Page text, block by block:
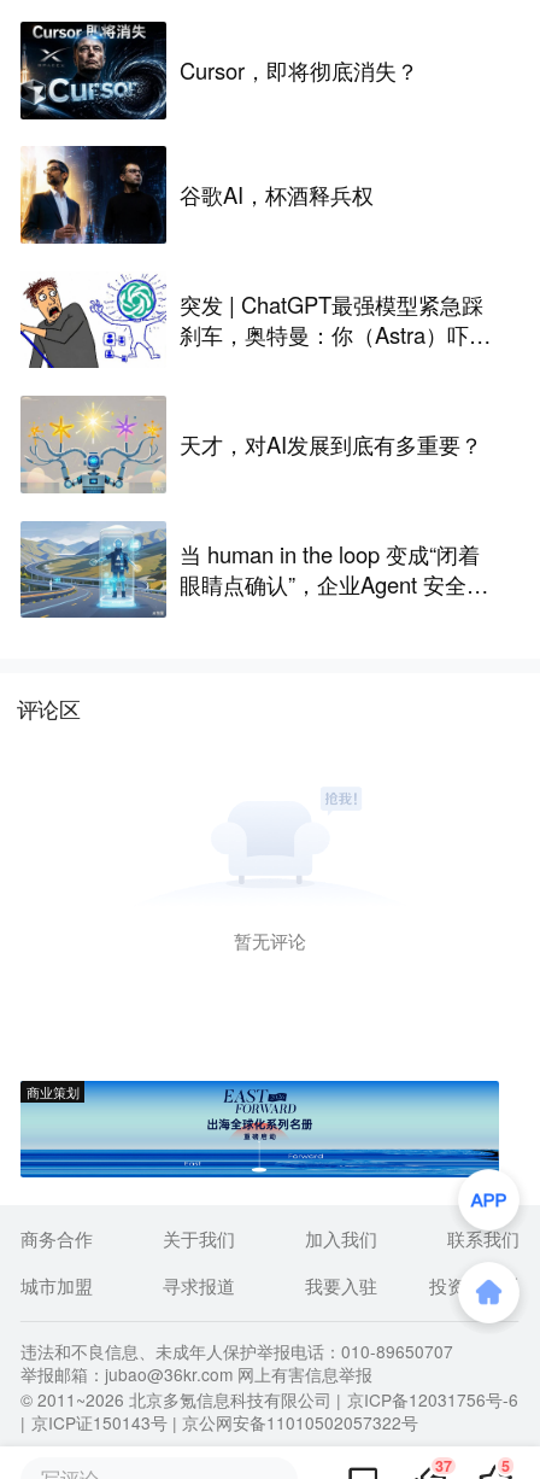
Cursor，即将彻底消失？
谷歌AI，杯酒释兵权
突发 | ChatGPT最强模型紧急踩
刹车，奥特曼：你（Astra）吓到
天才，对AI发展到底有多重要？
当 human in the loop 变成“闭着
眼睛点确认”，企业Agent 安全还
评论区
暂无评论
商业策划
37 5
商务合作 关于我们 加入我们
联系我们
城市加盟
寻求报道 我要入驻 投资者关系
违法和不良信息、未成年人保护举报电话：010-89650707
举报邮箱：jubao@36kr.com 网上有害信息举报
© 2011~2026 北京多氪信息科技有限公司 | 京ICP备12031756号-6
| 京ICP证150143号 | 京公网安备11010502057322号